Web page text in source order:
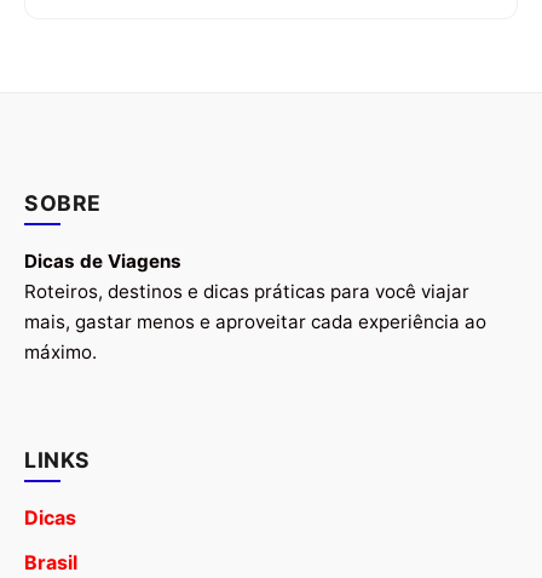
SOBRE
Dicas de Viagens
Roteiros, destinos e dicas práticas para você viajar
mais, gastar menos e aproveitar cada experiência ao
máximo.
LINKS
Dicas
Brasil